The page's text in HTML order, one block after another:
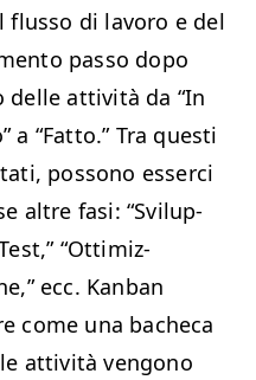
flus­so di lavoro e del
pas­so dopo
delle attiv­ità da “In
a “Fat­to.” Tra questi
pos­sono esser­ci
altre fasi: “Svilup­
“Ottimiz­
ecc. Kan­ban
come una bacheca
attiv­ità ven­gono